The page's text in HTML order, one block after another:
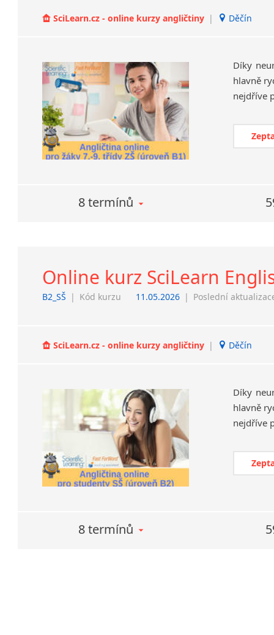
SciLearn.cz - online kurzy angličtiny | Děčín
Díky
hlavně
8 termínů
Online kurz SciLearn
B2_SŠ | Kód kurzu 11.05.2026 | Poslední
SciLearn.cz - online kurzy angličtiny | Děčín
Díky
hlavně
8 termínů